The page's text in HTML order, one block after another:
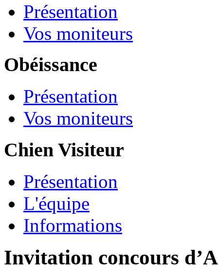
Présentation
Vos moniteurs
Obéissance
Présentation
Vos moniteurs
Chien Visiteur
Présentation
L'équipe
Informations
Invitation concours